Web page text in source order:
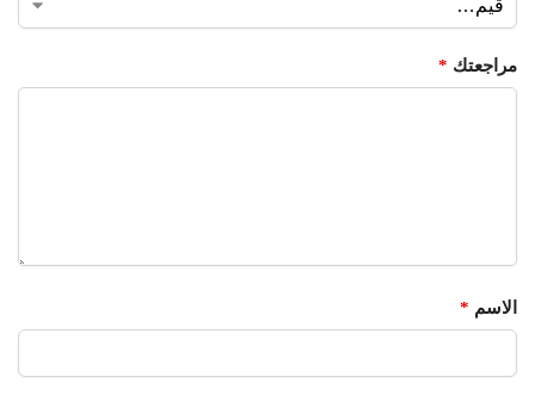
مراجعتك *
الاسم *